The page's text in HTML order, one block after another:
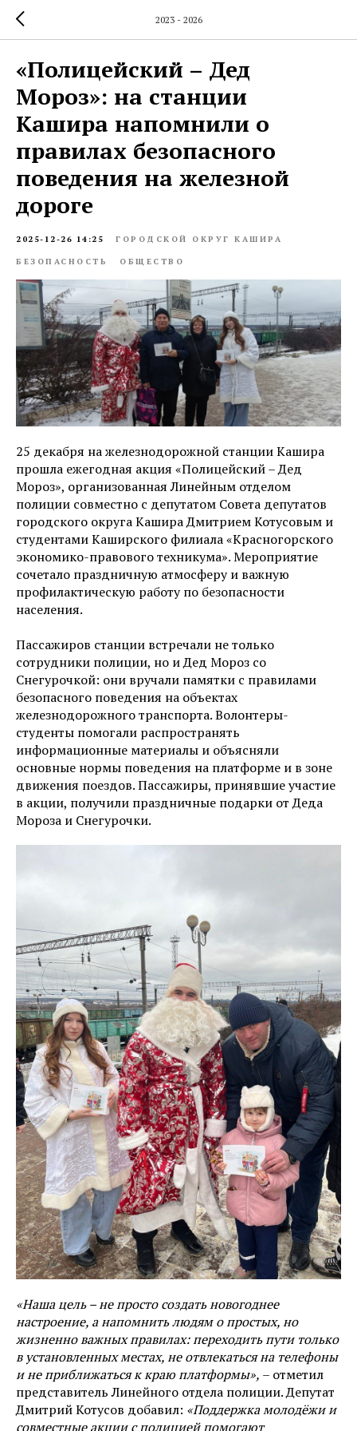
2023 - 2026
«Полицейский – Дед
Мороз»: на станции
Кашира напомнили о
правилах безопасного
поведения на железной
дороге
2025-12-26 14:25 ГОРОДСКОЙ ОКРУГ КАШИРА
БЕЗОПАСНОСТЬ ОБЩЕСТВО
25 декабря на железнодорожной станции Кашира
прошла ежегодная акция «Полицейский – Дед
Мороз», организованная Линейным отделом
полиции совместно с депутатом Совета депутатов
городского округа Кашира Дмитрием Котусовым и
студентами Каширского филиала «Красногорского
экономико-правового техникума». Мероприятие
сочетало праздничную атмосферу и важную
профилактическую работу по безопасности
населения.
Пассажиров станции встречали не только
сотрудники полиции, но и Дед Мороз со
Снегурочкой: они вручали памятки с правилами
безопасного поведения на объектах
железнодорожного транспорта. Волонтеры-
студенты помогали распространять
информационные материалы и объясняли
основные нормы поведения на платформе и в зоне
движения поездов. Пассажиры, принявшие участие
в акции, получили праздничные подарки от Деда
Мороза и Снегурочки.
«Наша цель – не просто создать новогоднее
настроение, а напомнить людям о простых, но
жизненно важных правилах: переходить пути только
в установленных местах, не отвлекаться на телефоны
и не приближаться к краю платформы», – отметил
представитель Линейного отдела полиции. Депутат
Дмитрий Котусов добавил: «Поддержка молодёжи и
совместные акции с полицией помогают